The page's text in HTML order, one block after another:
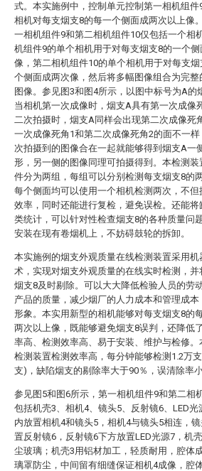
式。本实施例中，控制单元控制第一相机组
相机对每支烟支8的每一个侧面成两次以上像
一相机组件9和第二相机组件10仅包括一个相
机组件9的单个相机用于对每支烟支8的一个侧
像，第二相机组件10的单个相机用于对每支烟
个侧面成两次像，然后将多幅图像组合为完整
图像。参见图3和图4所示，以图中标号为A的
当相机第一次成像时，烟支A具有第一次成像
二次拍摄时，烟支A同样会出现第二次成像死
一次成像死角1和第二次成像死角2的面不一
次拍摄到的图像合在一起就能够得到烟支A一
形，另一侧的图像同理可拍摄得到。本检测装
件分为两组，每组可以分别检测每支烟支8的
每个侧面均可以使用一个相机检测两次，不但
效率，同时还能进行复检，避免误检。还能将
类统计，可以针对性检查烟支8的各种质量问
安装在现有卷烟机上，不妨碍鼓轮的拆卸。
本实施例的烟支外观质量在线检测装置采用机
术，实现对烟支外观质量的在线实时检测，并
烟支8及时剔除。可以大大降低检验人员的劳
产品的质量，减少烟厂的人力成本和管理成本
形象。本实用新型的相机能够对每支烟支8的
两次以上像，既能够避免烟支8误判，还降低
率高、检测效率高、易于安装、维护与检修。
检测装置检测效率高，每分钟能够检测1.2万
支)，缺陷烟支的剔除率大于90％，误清除率小
参见图5和图6所示，第一相机组件9和第二相
包括机壳3、相机4、镜头5、反射镜6、LED光
内放置相机4和镜头5，相机4与镜头5相连，
置反射镜6，反射镜6下方放置LED光源7，机
尘玻璃；机壳3用铝材加工，轻质耐用，腔体
璃罩防尘，中间留有细缝保证相机4成像，腔